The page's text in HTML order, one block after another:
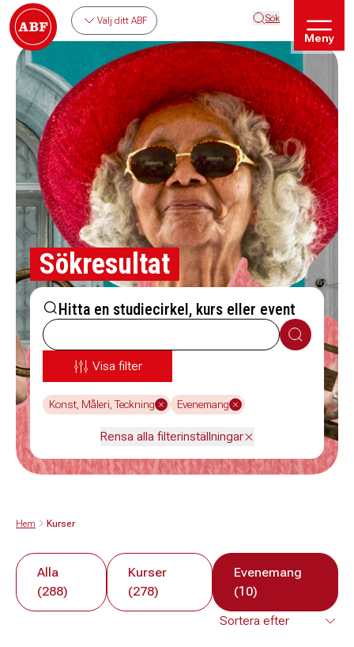
Välj ditt ABF Sök
Meny
Sökresultat
Hitta en studiecirkel, kurs eller event
Sök
Visa filter
Konst, Måleri, Teckning Evenemang
Rensa alla filterinställningar
Hem Kurser
Alla
(288)
Kurser
(278)
Evenemang
(10)